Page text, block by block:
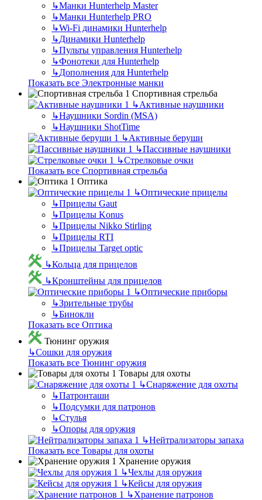
↳Манки Hunterhelp Master
↳Манки Hunterhelp PRO
↳Wi-Fi динамики Hunterhelp
↳Динамики Hunterhelp
↳Пульты управления Hunterhelp
↳Фонотеки для Hunterhelp
↳Дополнения для Hunterhelp
Показать все Электронные манки
Спортивная стрельба
↳Активные наушники
↳Наушники Sordin (MSA)
↳Наушники ShotTime
↳Активные беруши
↳Пассивные наушники
↳Стрелковые очки
Показать все Спортивная стрельба
Оптика
↳Оптические прицелы
↳Прицелы Gaut
↳Прицелы Konus
↳Прицелы Nikko Stirling
↳Прицелы RTI
↳Прицелы Target optic
↳Кольца для прицелов
↳Кронштейны для прицелов
↳Оптические приборы
↳Зрительные трубы
↳Бинокли
Показать все Оптика
Тюнинг оружия
↳Сошки для оружия
Показать все Тюнинг оружия
Товары для охоты
↳Снаряжение для охоты
↳Патронташи
↳Подсумки для патронов
↳Стулья
↳Опоры для оружия
↳Нейтрализаторы запаха
Показать все Товары для охоты
Хранение оружия
↳Чехлы для оружия
↳Кейсы для оружия
↳Хранение патронов